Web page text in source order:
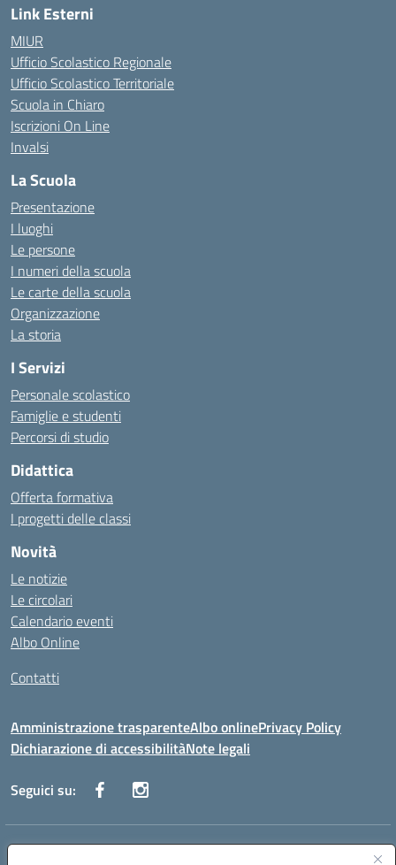
Link Esterni
MIUR
Ufficio Scolastico Regionale
Ufficio Scolastico Territoriale
Scuola in Chiaro
Iscrizioni On Line
Invalsi
La Scuola
Presentazione
I luoghi
Le persone
I numeri della scuola
Le carte della scuola
Organizzazione
La storia
I Servizi
Personale scolastico
Famiglie e studenti
Percorsi di studio
Didattica
Offerta formativa
I progetti delle classi
Novità
Le notizie
Le circolari
Calendario eventi
Albo Online
Contatti
Amministrazione trasparenteAlbo onlinePrivacy Policy
Dichiarazione di accessibilitàNote legali
Seguici su:
Indirizzo: